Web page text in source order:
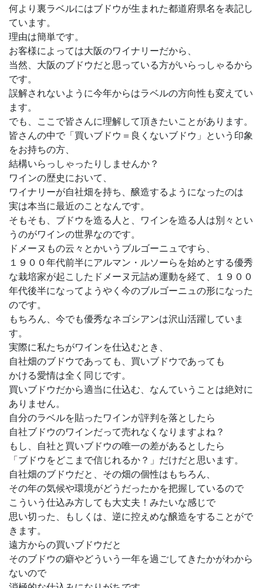
何より裏ラベルにはブドウが生まれた都道府県名を表記し
ています。
理由は簡単です。
お客様によっては大阪のワイナリーだから、
当然、大阪のブドウだと思っている方がいらっしゃるから
です。
誤解されないように今年からはラベルの方向性も変えてい
ます。
でも、ここで皆さんに理解して頂きたいことがあります。
皆さんの中で「買いブドウ＝良くないブドウ」という印象
をお持ちの方、
結構いらっしゃったりしませんか？
ワインの歴史において、
ワイナリーが自社畑を持ち、醸造するようになったのは
実は本当に最近のことなんです。
そもそも、ブドウを造る人と、ワインを造る人は別々とい
うのがワインの世界なのです。
ドメーヌもの云々とかいうブルゴーニュですら、
１９００年代前半にアルマン・ルソーらを始めとする優秀
な栽培家が起こしたドメーヌ元詰め運動を経て、１９００
年代後半になってようやく今のブルゴーニュの形になった
のです。
もちろん、今でも優秀なネゴシアンは沢山活躍していま
す。
実際に私たちがワインを仕込むとき、
自社畑のブドウであっても、買いブドウであっても
かける愛情は全く同じです。
買いブドウだから適当に仕込む、なんていうことは絶対に
ありません。
自分のラベルを貼ったワインが評判を落としたら
自社ブドウのワインだって売れなくなりますよね？
もし、自社と買いブドウの唯一の差があるとしたら
「ブドウをどこまで信じれるか？」だけだと思います。
自社畑のブドウだと、その畑の個性はもちろん、
その年の気候や環境がどうだったかを把握しているので
こういう仕込み方しても大丈夫！みたいな感じで
思い切った、もしくは、逆に控えめな醸造をすることがで
きます。
遠方からの買いブドウだと
そのブドウの癖やどういう一年を過ごしてきたかがわから
ないので